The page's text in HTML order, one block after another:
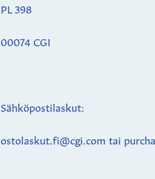
PL 398
00074 CGI
Sähköpostilaskut:
ostolaskut.fi@cgi.com tai